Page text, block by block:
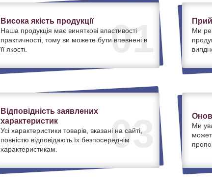
01
Висока якість продукції
Наша продукція має виняткові властивості
практичності, тому ви можете бути впевнені в
її якості.
Ми
03
Відповідність заявлених
характеристик
Усі характеристики товарів, вказані на сайті,
повністю відповідають їх безпосереднім
характеристикам.
Ми